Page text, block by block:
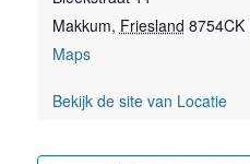
Makkum, Friesland 8754CK
Maps
Bekijk de site van Locatie